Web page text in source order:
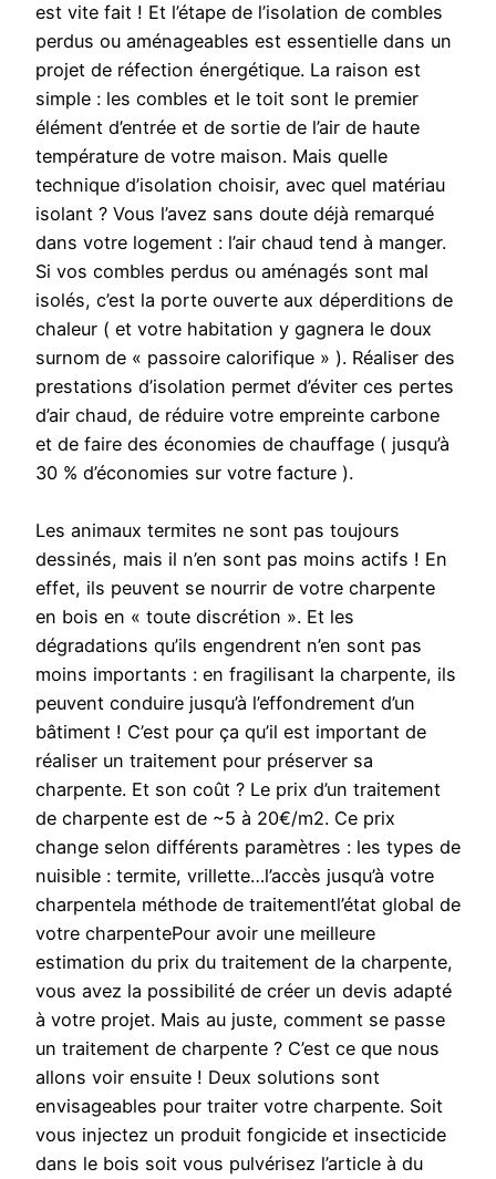
est vite fait ! Et l’étape de l’isolation de combles
perdus ou aménageables est essentielle dans un
projet de réfection énergétique. La raison est
simple : les combles et le toit sont le premier
élément d’entrée et de sortie de l’air de haute
température de votre maison. Mais quelle
technique d’isolation choisir, avec quel matériau
isolant ? Vous l’avez sans doute déjà remarqué
dans votre logement : l’air chaud tend à manger.
Si vos combles perdus ou aménagés sont mal
isolés, c’est la porte ouverte aux déperditions de
chaleur ( et votre habitation y gagnera le doux
surnom de « passoire calorifique » ). Réaliser des
prestations d’isolation permet d’éviter ces pertes
d’air chaud, de réduire votre empreinte carbone
et de faire des économies de chauffage ( jusqu’à
30 % d’économies sur votre facture ).
Les animaux termites ne sont pas toujours
dessinés, mais il n’en sont pas moins actifs ! En
effet, ils peuvent se nourrir de votre charpente
en bois en « toute discrétion ». Et les
dégradations qu’ils engendrent n’en sont pas
moins importants : en fragilisant la charpente, ils
peuvent conduire jusqu’à l’effondrement d’un
bâtiment ! C’est pour ça qu’il est important de
réaliser un traitement pour préserver sa
charpente. Et son coût ? Le prix d’un traitement
de charpente est de ~5 à 20€/m2. Ce prix
change selon différents paramètres : les types de
nuisible : termite, vrillette…l’accès jusqu’à votre
charpentela méthode de traitementl’état global de
votre charpentePour avoir une meilleure
estimation du prix du traitement de la charpente,
vous avez la possibilité de créer un devis adapté
à votre projet. Mais au juste, comment se passe
un traitement de charpente ? C’est ce que nous
allons voir ensuite ! Deux solutions sont
envisageables pour traiter votre charpente. Soit
vous injectez un produit fongicide et insecticide
dans le bois soit vous pulvérisez l’article à du